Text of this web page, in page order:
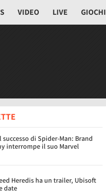
VIDEO LIVE GIOCHI
di Spider-Man: Brand
interrompe il suo Marvel
Heredis ha un trailer, Ubisoft
date